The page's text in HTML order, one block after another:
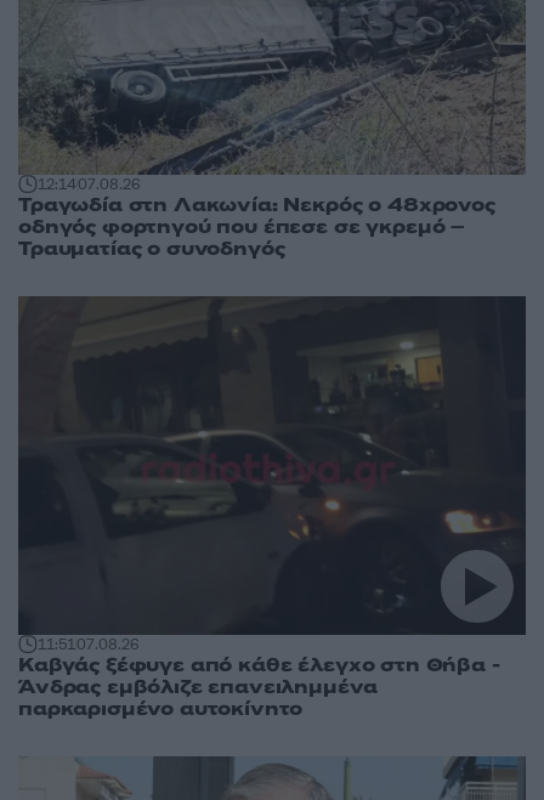
12:1407.08.26
Τραγωδία στη Λακωνία: Νεκρός ο 48χρονος
οδηγός φορτηγού που έπεσε σε γκρεμό –
Τραυματίας ο συνοδηγός
11:5107.08.26
Καβγάς ξέφυγε από κάθε έλεγχο στη Θήβα -
Άνδρας εμβόλιζε επανειλημμένα
παρκαρισμένο αυτοκίνητο